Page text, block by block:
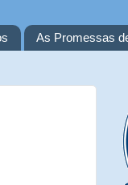
As Promessas